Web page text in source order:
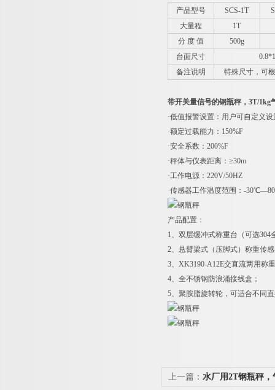
产品型号
SCS-1T
大量程
1T
分 度 值
500g
台面尺寸
备注说明
特殊尺寸，可
带开关量信号的钢瓶秤，3T/1kg
·低值报警设置：用户可自定义设
·额定过载能力：150%F
·安全系数：200%F
·秤体与仪表距离：≥30m
·工作电源：220V/50HZ
·传感器工作温度范围：-
产品配置：
1、双层缓冲式称重台（可选304
2、悬臂梁式（压脚式）称重传
3、XK3190-A12E交直流两用称
4、全不锈钢防浪涌接线盒；
5、聚胺脂旋转轮，可适合不同
上一篇： 水厂用2T钢瓶秤